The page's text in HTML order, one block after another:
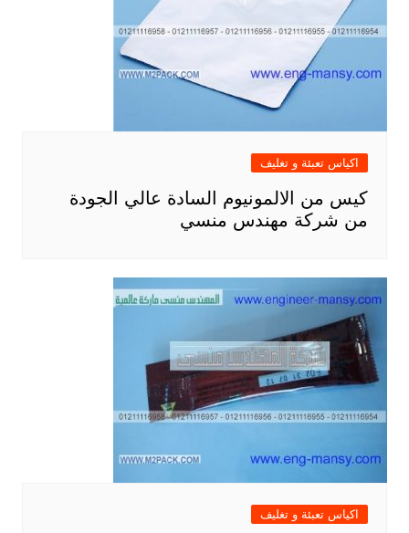
اكياس تعبئة و تغليف
كيس من الالمونيوم السادة عالي الجودة
من شركة مهندس منسي
اكياس تعبئة و تغليف